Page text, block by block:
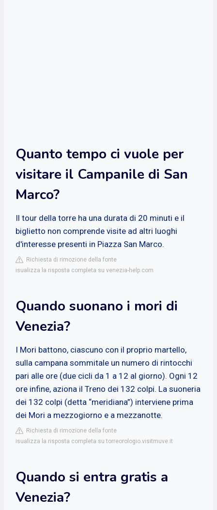
Quanto tempo ci vuole per
visitare il Campanile di San
Marco?
Il tour della torre ha una durata di 20 minuti e il
biglietto non comprende visite ad altri luoghi
d'interesse presenti in Piazza San Marco.
Richiesta di rimozione della fonte
isualizza la risposta completa su venezia-help.com
Quando suonano i mori di
Venezia?
I Mori battono, ciascuno con il proprio martello,
sulla campana sommitale un numero di rintocchi
pari alle ore (due cicli da 1 a 12 al giorno). Ogni 12
ore infine, aziona il Treno dei 132 colpi. La suoneria
dei 132 colpi (detta “meridiana”) interviene prima
dei Mori a mezzogiorno e a mezzanotte.
Richiesta di rimozione della fonte
isualizza la risposta completa su torreorologio.visitmuve.it
Quando si entra gratis a
Venezia?